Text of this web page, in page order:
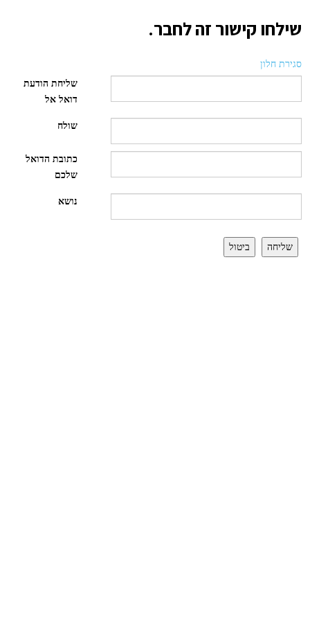
שילחו קישור זה לחבר.
סגירת חלון
שליחת הודעת
דואל אל
שולח
כתובת הדואל
שלכם
נושא
שליחה ביטול